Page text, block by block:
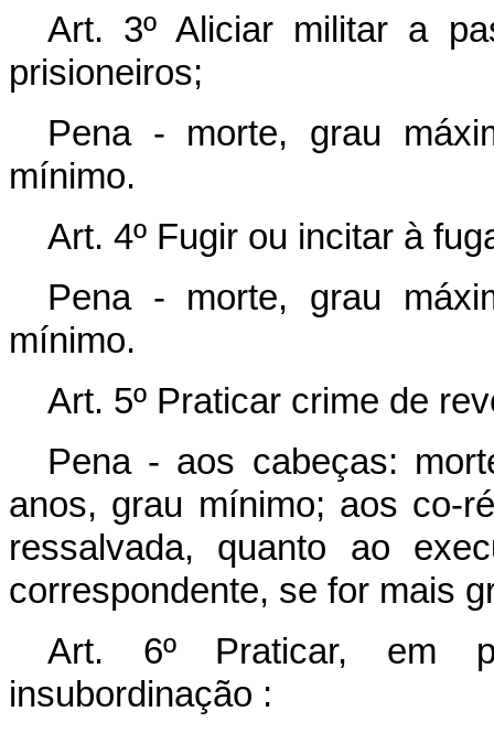
Art. 3º Aliciar militar a
prisioneiros;
Pena - morte, grau
mínimo.
Art. 4º Fugir ou incitar à
Pena - morte, grau
mínimo.
Art. 5º Praticar crime de
Pena - aos cabeças:
anos, grau mínimo; aos co-
ressalvada, quanto ao
correspondente, se for mais
Art. 6º Praticar, em
insubordinação :